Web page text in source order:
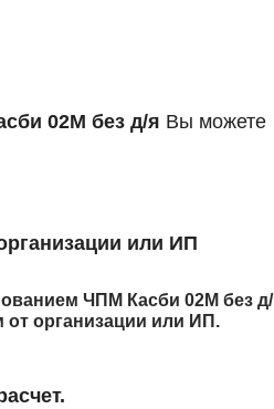
02М без д/я Вы можете
или ИП
ЧПМ Касби 02М без д/
организации или ИП.